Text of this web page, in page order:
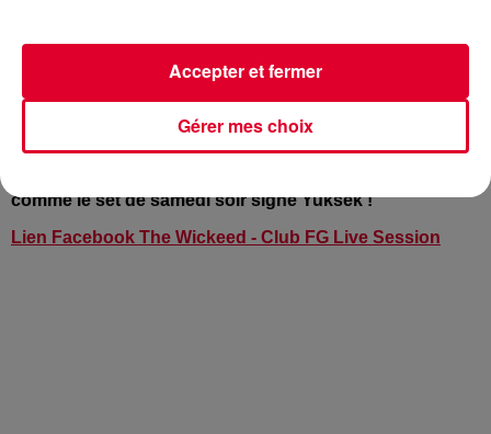
Club FG Live Session ! Jeudi, vous avez pu apprécier le
duo belge The Wickeed avant de voir le studio de Radio
FG transformé vendredi dernier pour une soirée façon
Madame Klaude. Si vous n’avez pas pu nous suivre sur
Facebook en live, un conseil, jetez un coup d’œil à la
comme le set de samedi soir signé Yuksek !
Lien Facebook The Wickeed - Club FG Live Session
Gérer mes choix
Accepter et fermer